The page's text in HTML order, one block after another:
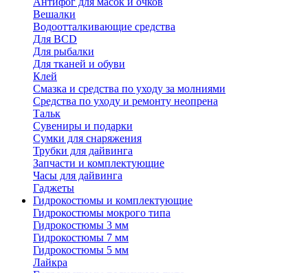
Вешалки
Водоотталкивающие средства
Для BCD
Для рыбалки
Для тканей и обуви
Клей
Смазка и средства по уходу за молниями
Средства по уходу и ремонту неопрена
Тальк
Сувениры и подарки
Сумки для снаряжения
Трубки для дайвинга
Запчасти и комплектующие
Часы для дайвинга
Гаджеты
Гидрокостюмы и комплектующие
Гидрокостюмы мокрого типа
Гидрокостюмы 3 мм
Гидрокостюмы 7 мм
Гидрокостюмы 5 мм
Лайкра